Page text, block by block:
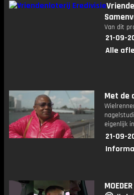
Van dit
21-09-
Alle
Met de
eigenlijk
21-09-